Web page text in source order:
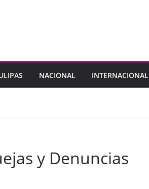
NACIONAL INTERNACIONAL
y Denuncias